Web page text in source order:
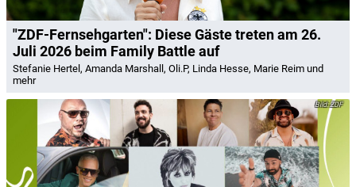
"ZDF-Fernsehgarten": Diese Gäste treten am 26.
Juli 2026 beim Family Battle auf
Stefanie Hertel, Amanda Marshall, Oli.P, Linda Hesse, Marie Reim und
mehr
ZDF